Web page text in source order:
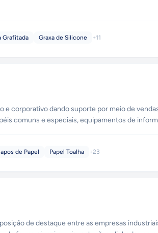
Grafitada Graxa de Silicone +11
e corporativo dando suporte por meio de
comuns e especiais, equipamentos de
de Papel Papel Toalha +23
de destaque entre as empresas